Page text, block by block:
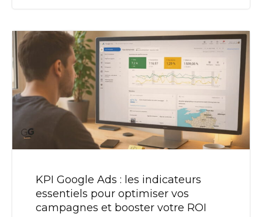
KPI Google Ads : les indicateurs
essentiels pour optimiser vos
campagnes et booster votre ROI